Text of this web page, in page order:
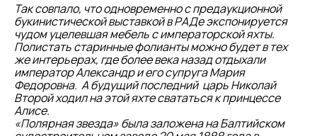
Так совпало, что одновременно с предаукционной
букинистической выставкой в РАДе экспонируется
чудом уцелевшая мебель с императорской яхты.
Полистать старинные фолианты можно будет в тех
же интерьерах, где более века назад отдыхали
император Александр и его супруга Мария
Федоровна. А будущий последний царь Николай
Второй ходил на этой яхте свататься к принцессе
Алисе.
«Полярная звезда» была заложена на Балтийском